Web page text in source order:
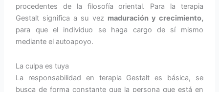
procedentes de la filosofía oriental. Para la terapia
Gestalt significa a su vez maduración y crecimiento,
para que el individuo se haga cargo de sí mismo
mediante el autoapoyo.
La culpa es tuya
La responsabilidad en terapia Gestalt es básica, se
busca de forma constante que la persona que está en